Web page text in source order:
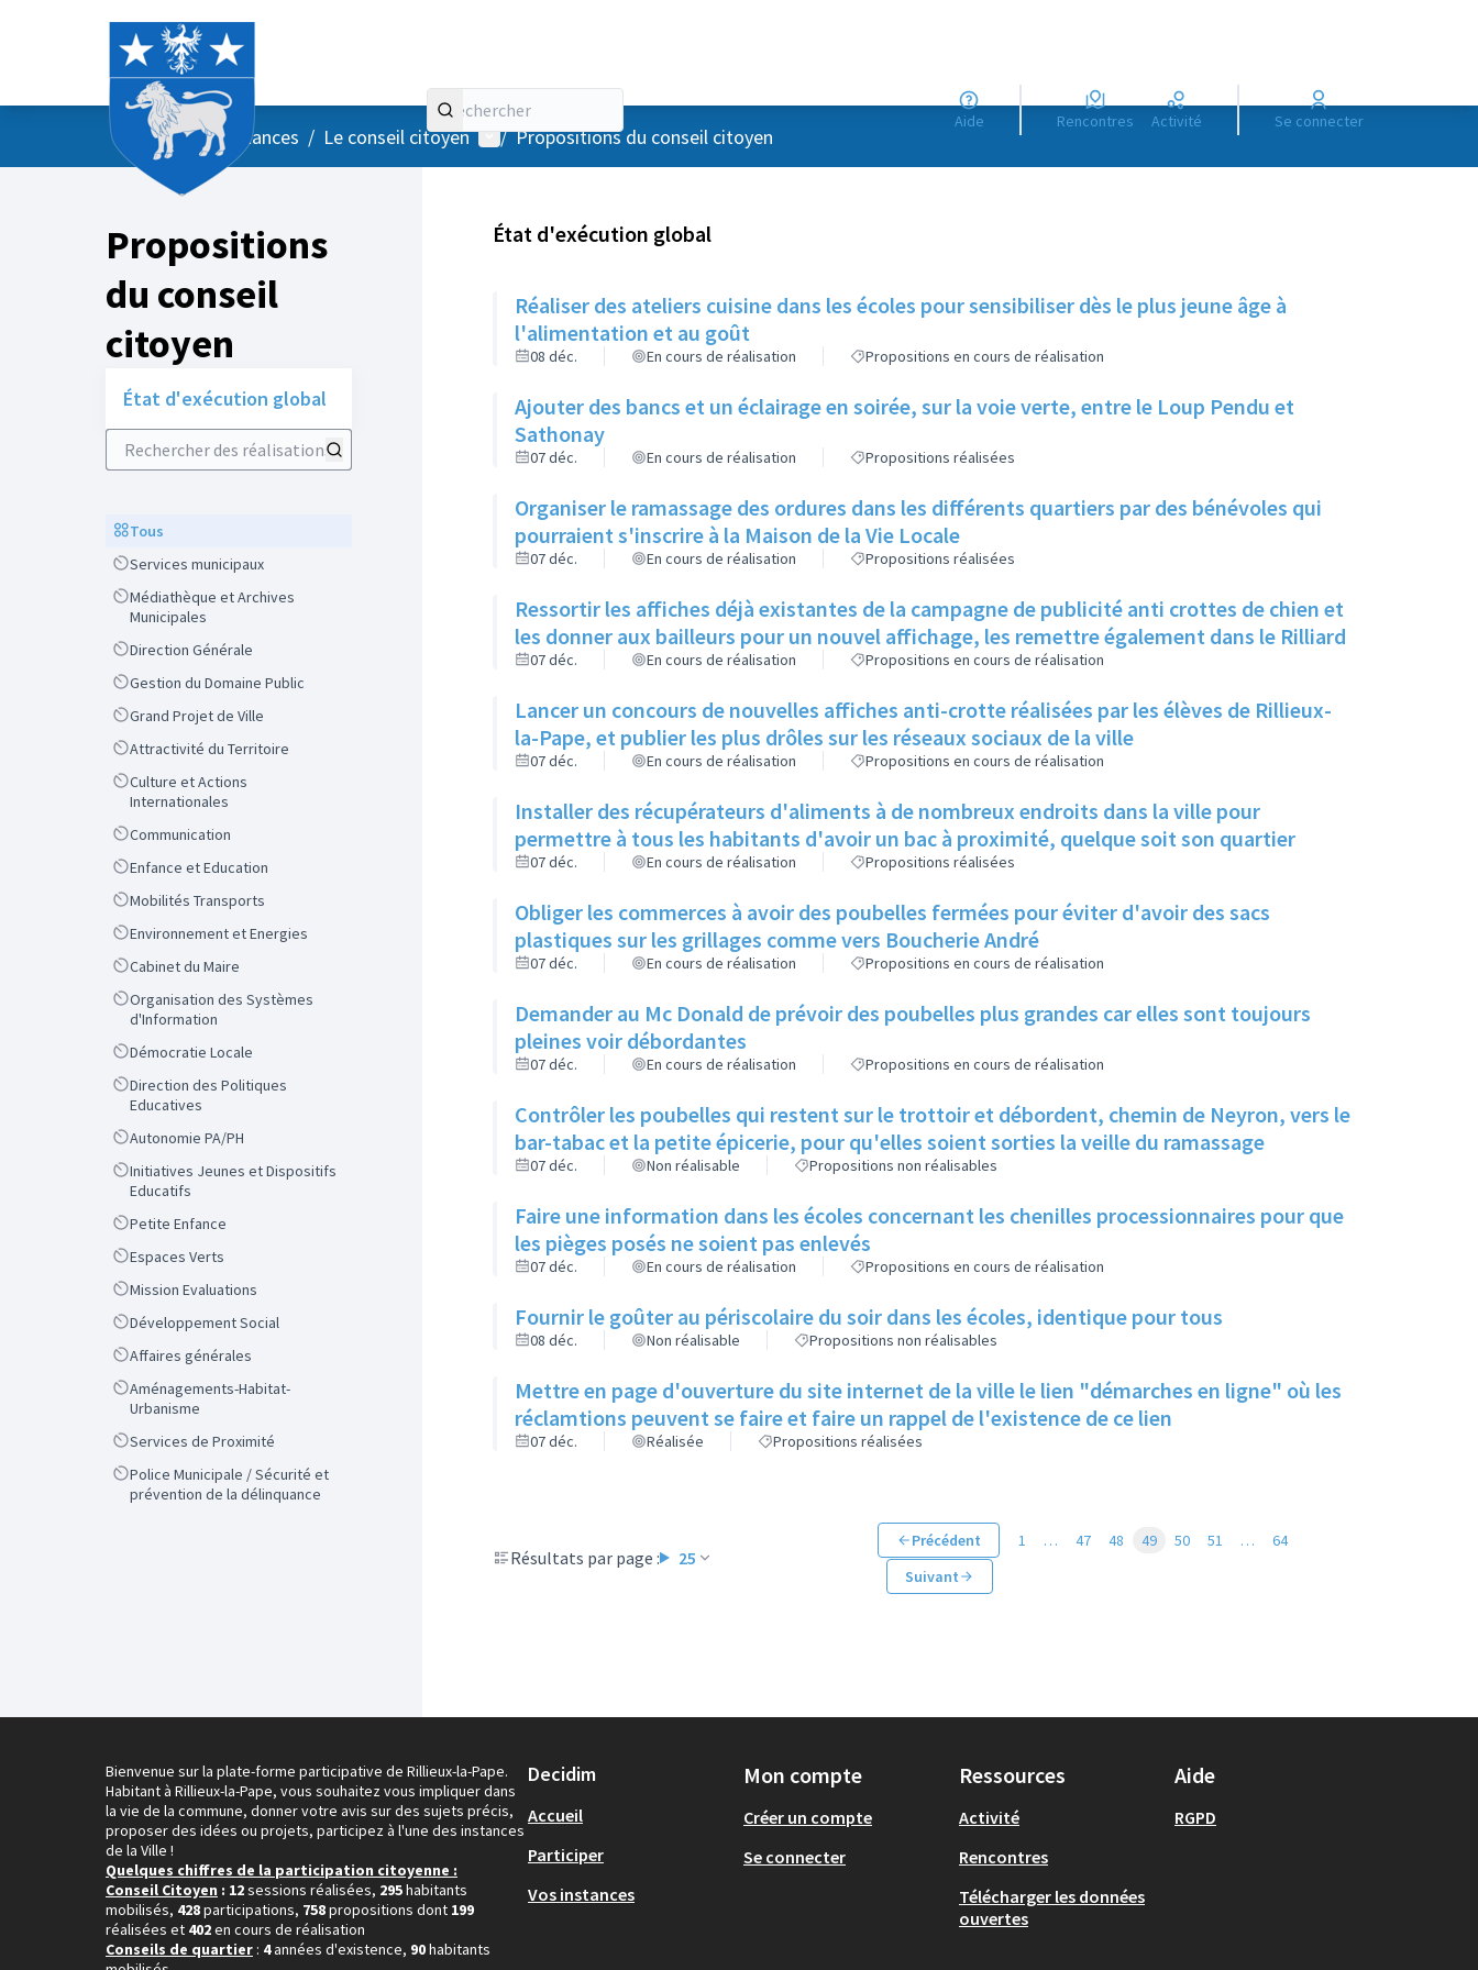
Aide Rencontres Activité Se connecter
AccueilMenu principal
/ Vos instances / Le conseil citoyen Menu utilisateur
/ Propositions du conseil citoyen
Propositions
du conseil
citoyen
État d'exécution global
Rechercher des réalisations
ScopeTous
ScopeServices municipaux
Scope
Médiathèque et Archives
Municipales
ScopeDirection Générale
ScopeGestion du Domaine Public
ScopeGrand Projet de Ville
ScopeAttractivité du Territoire
Scope
Culture et Actions
Internationales
ScopeCommunication
ScopeEnfance et Education
ScopeMobilités Transports
ScopeEnvironnement et Energies
ScopeCabinet du Maire
Scope
Organisation des Systèmes
d'Information
ScopeDémocratie Locale
Scope
Direction des Politiques
Educatives
ScopeAutonomie PA/PH
Scope
Initiatives Jeunes et Dispositifs
Educatifs
ScopePetite Enfance
ScopeEspaces Verts
ScopeMission Evaluations
ScopeDéveloppement Social
ScopeAffaires générales
Scope
Aménagements-Habitat-
Urbanisme
ScopeServices de Proximité
Scope
Police Municipale / Sécurité et
prévention de la délinquance
État d'exécution global
Réaliser des ateliers cuisine dans les écoles pour sensibiliser dès le plus jeune âge à
l'alimentation et au goût
08 déc. En cours de réalisation Propositions en cours de réalisation
Ajouter des bancs et un éclairage en soirée, sur la voie verte, entre le Loup Pendu et
Sathonay
07 déc. En cours de réalisation Propositions réalisées
Organiser le ramassage des ordures dans les différents quartiers par des bénévoles qui
pourraient s'inscrire à la Maison de la Vie Locale
07 déc. En cours de réalisation Propositions réalisées
Ressortir les affiches déjà existantes de la campagne de publicité anti crottes de chien et
les donner aux bailleurs pour un nouvel affichage, les remettre également dans le Rilliard
07 déc. En cours de réalisation Propositions en cours de réalisation
Lancer un concours de nouvelles affiches anti-crotte réalisées par les élèves de Rillieux-
la-Pape, et publier les plus drôles sur les réseaux sociaux de la ville
07 déc. En cours de réalisation Propositions en cours de réalisation
Installer des récupérateurs d'aliments à de nombreux endroits dans la ville pour
permettre à tous les habitants d'avoir un bac à proximité, quelque soit son quartier
07 déc. En cours de réalisation Propositions réalisées
Obliger les commerces à avoir des poubelles fermées pour éviter d'avoir des sacs
plastiques sur les grillages comme vers Boucherie André
07 déc. En cours de réalisation Propositions en cours de réalisation
Demander au Mc Donald de prévoir des poubelles plus grandes car elles sont toujours
pleines voir débordantes
07 déc. En cours de réalisation Propositions en cours de réalisation
Contrôler les poubelles qui restent sur le trottoir et débordent, chemin de Neyron, vers le
bar-tabac et la petite épicerie, pour qu'elles soient sorties la veille du ramassage
07 déc. Non réalisable Propositions non réalisables
Faire une information dans les écoles concernant les chenilles processionnaires pour que
les pièges posés ne soient pas enlevés
07 déc. En cours de réalisation Propositions en cours de réalisation
Fournir le goûter au périscolaire du soir dans les écoles, identique pour tous
08 déc. Non réalisable Propositions non réalisables
Mettre en page d'ouverture du site internet de la ville le lien "démarches en ligne" où les
réclamtions peuvent se faire et faire un rappel de l'existence de ce lien
07 déc. Réalisée Propositions réalisées
Résultats par page : 25
Précédent 1 … 47 48 49 50 51 …
64
Suivant
Bienvenue sur la plate-forme participative de Rillieux-la-Pape.
Habitant à Rillieux-la-Pape, vous souhaitez vous impliquer dans
la vie de la commune, donner votre avis sur des sujets précis,
proposer des idées ou projets, participez à l'une des instances
de la Ville !
Quelques chiffres de la participation citoyenne :
Conseil Citoyen : 12sessions réalisées, 295habitants
mobilisés, 428participations, 758propositions dont 199
réalisées et 402en cours de réalisation
Conseils de quartier : 4années d'existence, 90habitants
Decidim
Accueil
Participer
Vos instances
Mon compte
Créer un compte
Se connecter
Ressources
Activité
Rencontres
Télécharger les données
ouvertes
Aide
RGPD